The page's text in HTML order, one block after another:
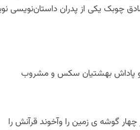
چوبک یکی از پدران داستان‌نویسی
پاداش بهشتیان سکس و مشروب